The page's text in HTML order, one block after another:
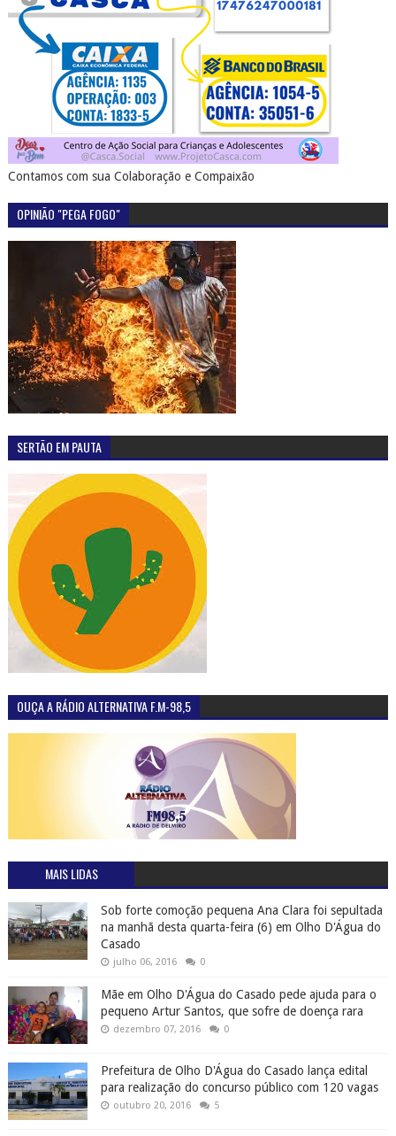
Contamos com sua Colaboração e Compaixão
OPINIÃO "PEGA FOGO"
SERTÃO EM PAUTA
OUÇA A RÁDIO ALTERNATIVA F.M-98,5
MAIS LIDAS
Sob forte comoção pequena Ana Clara foi sepultada
na manhã desta quarta-feira (6) em Olho D'Água do
Casado
julho 06, 2016 0
Mãe em Olho D'Água do Casado pede ajuda para o
pequeno Artur Santos, que sofre de doença rara
dezembro 07, 2016 0
Prefeitura de Olho D'Água do Casado lança edital
para realização do concurso público com 120 vagas
outubro 20, 2016 5